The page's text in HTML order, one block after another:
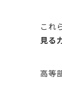
これ
見る
高等